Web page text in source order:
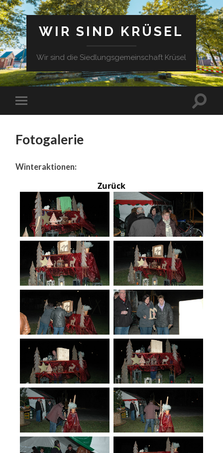
WIR SIND KRÜSEL
Wir sind die Siedlungsgemeinschaft Krüsel
Fotogalerie
Winteraktionen:
Zurück